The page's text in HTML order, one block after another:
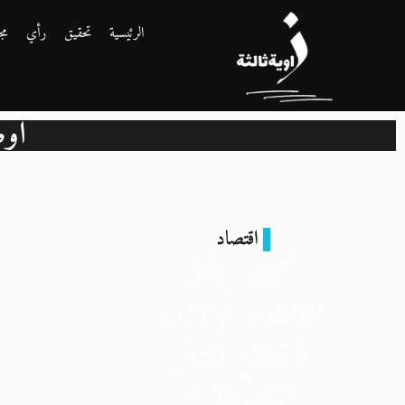
الرئيسية تحقيق رأي
اقتصاد